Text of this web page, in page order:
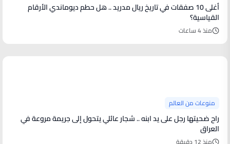
أغلى 10 صفقات في تاريخ ريال مدريد .. هل حطم ديوماندي الأرقام
القياسية؟
منذ 4 ساعات
منوعات من العالم
راح ضحيتها رجل على يد ابنه .. شجار عائلي يتحول إلى جريمة مروعة في
العراق